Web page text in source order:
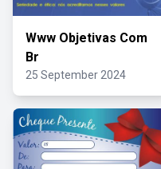
Www Objetivas Com
Br
25 September 2024